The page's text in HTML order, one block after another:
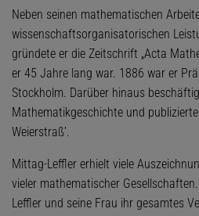
Neben seinen mathematischen
wissenschaftsorganisatorischen
gründete er die Zeitschrift „Acta
er 45 Jahre lang war. 1886 war er
Stockholm. Darüber hinaus
Mathematikgeschichte und
Weierstraß’.
Mittag-Leffler erhielt viele
vieler mathematischer
Leffler und seine Frau ihr gesamtes